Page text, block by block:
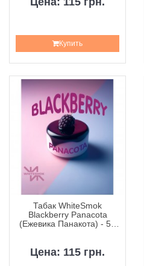
Купить
Табак WhiteSmok
Blackberry Panacota
(Ежевика Панакота) - 50
Цена: 115 грн.